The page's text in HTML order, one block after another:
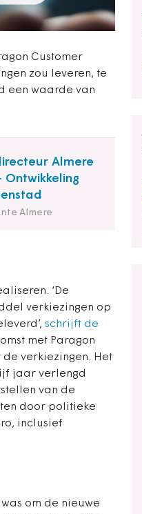
Customer
zou leveren, te
een waarde van
Almere
Ontwikkeling
Almere
‘De
verkiezingen op
schrijft de
met Paragon
verkiezingen. Het
jaar verlengd
van de
door politieke
inclusief
om de nieuwe